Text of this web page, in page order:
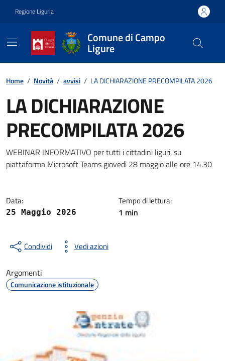
Regione Liguria
Comune di Campo
Ligure
Contenuti in evidenza
Home / Novità / avvisi / LA DICHIARAZIONE PRECOMPILATA 2026
LA DICHIARAZIONE
PRECOMPILATA 2026
Dettagli della notizia
WEBINAR INFORMATIVO per tutti i cittadini liguri, su
piattaforma Microsoft Teams giovedì 28 maggio alle ore 14.30
Data:
25 Maggio 2026
Tempo di lettura:
1 min
Condividi Vedi azioni
Argomenti
Comunicazione istituzionale